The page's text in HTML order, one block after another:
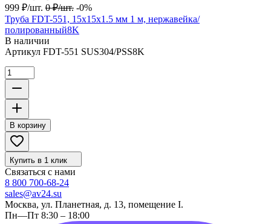
999 ₽/шт. 0 ₽/шт. -0%
Труба FDT-551, 15х15х1.5 мм 1 м, нержавейка/
полированный8K
В наличии
Артикул FDT-551 SUS304/PSS8K
В корзину
Купить в 1 клик
Связаться с нами
8 800 700-68-24
sales@av24.su
Москва, ул. Планетная, д. 13, помещение I.
Пн—Пт 8:30 – 18:00